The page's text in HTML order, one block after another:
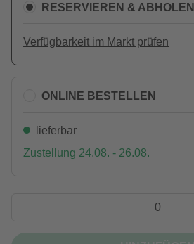
RESERVIEREN & ABHOLEN
Verfügbarkeit im Markt prüfen
ONLINE BESTELLEN
lieferbar
Zustellung 24.08. - 26.08.